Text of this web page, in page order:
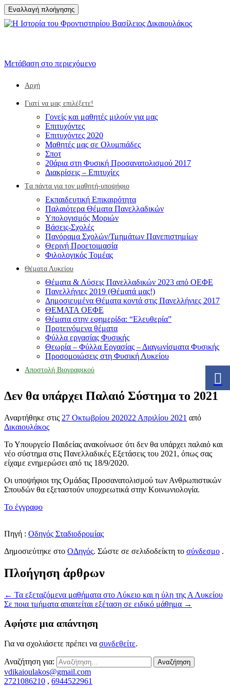
Εναλλαγή πλοήγησης
Μετάβαση στο περιεχόμενο
Αρχή
Γιατί να μας επιλέξετε!
Γονείς και μαθητές μιλούν για μας
Επιτυχόντες
Επιτυχόντες 2020
Μαθητές μας σε Ολυμπιάδες
Σποτ
20άρια στη Φυσική Προσανατολισμού 2017
Διακρίσεις – Επιτυχίες
Tα πάντα για τον μαθητή-υποψήφιο
Eκπαιδευτική Επικαιρότητα
Παλαιότερα Θέματα Πανελλαδικών
Υπολογισμός Μοριών
Βάσεις-Σχολές
Πανόραμα Σχολών/Τμημάτων Πανεπιστημίων
Θερινή Προετοιμασία
Φιλολογικός Τομέας
Θέματα Λυκείου
Θέματα & Λύσεις Πανελλαδικών 2023 από ΟΕΦΕ
Πανελλήνιες 2019 (Θέματά μας!)
Δημοσιευμένα Θέματα κοντά στις Πανελλήνιες 2017
ΘΕΜΑΤΑ ΟΕΦΕ
Θέματα στην εφημερίδα: “Ελευθερία”
Προτεινόμενα θέματα
Φύλλα εργασίας Φυσικής
Θεωρία – Φύλλα Εργασίας – Διαγωνίσματα Φυσικής
Προσομοιώσεις στη Φυσική Λυκείου
Αποστολή Βιογραφικού
Δεν θα υπάρχει Παλαιό Σύστημα το 2021
Αναρτήθηκε στις 27 Οκτωβρίου 202022 Απριλίου 2021 από
Δικαιουλάκος
Το Υπουργείο Παιδείας ανακοίνωσε ότι δεν θα υπάρχει παλαιό και
νέο σύστημα στις Πανελλαδικές Εξετάσεις του 2021, όπως σας
είχαμε ενημερώσει από τις 18/9/2020.
Οι υποψήφιοι της Ομάδας Προσανατολισμού των Ανθρωπιστικών
Σπουδών θα εξεταστούν υποχρεωτικά στην Κοινωνιολογία.
Το έγγραφο
Πηγή : Οδηγός Σταδιοδρομίας
Δημοσιεύτηκε στο ΟΔηγός. Σώστε σε σελιδοδείκτη το σύνδεσμο .
Πλοήγηση άρθρων
← Τα εξεταζόμενα μαθήματα στο Λύκειο και η ύλη της Α Λυκείου
Σε ποια τμήματα απαιτείται εξέταση σε ειδικό μάθημα →
Αφήστε μια απάντηση
Για να σχολιάσετε πρέπει να συνδεθείτε.
Αναζήτηση για:
vdikaioulakos@gmail.com
2721086210 , 6944522961